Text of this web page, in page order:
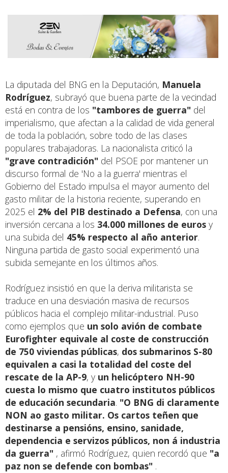
La diputada del BNG en la Deputación, Manuela
Rodríguez, subrayó que buena parte de la vecindad
está en contra de los "tambores de guerra" del
imperialismo, que afectan a la calidad de vida general
de toda la población, sobre todo de las clases
populares trabajadoras. La nacionalista criticó la
"grave contradición" del PSOE por mantener un
discurso formal de 'No a la guerra' mientras el
Gobierno del Estado impulsa el mayor aumento del
gasto militar de la historia reciente, superando en
2025 el 2% del PIB destinado a Defensa, con una
inversión cercana a los 34.000 millones de euros y
una subida del 45% respecto al año anterior.
Ninguna partida de gasto social experimentó una
subida semejante en los últimos años.
Rodríguez insistió en que la deriva militarista se
traduce en una desviación masiva de recursos
públicos hacia el complejo militar-industrial. Puso
como ejemplos que un solo avión de combate
Eurofighter equivale al coste de construcción
de 750 viviendas públicas, dos submarinos S-80
equivalen a casi la totalidad del coste del
rescate de la AP-9, y un helicóptero NH-90
cuesta lo mismo que cuatro institutos públicos
de educación secundaria. "O BNG di claramente
NON ao gasto militar. Os cartos teñen que
destinarse a pensións, ensino, sanidade,
dependencia e servizos públicos, non á industria
da guerra" , afirmó Rodríguez, quien recordó que "a
paz non se defende con bombas" .